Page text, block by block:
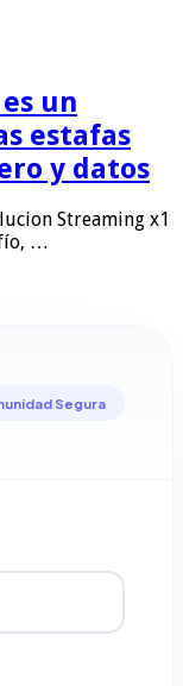
un
estafas
y datos
Streaming x1
…
Segura